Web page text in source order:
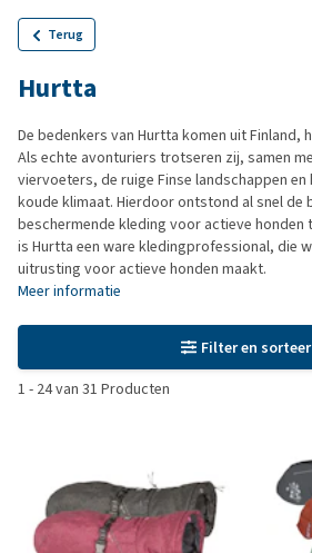
Terug
Hurtta
De bedenkers van Hurtta komen uit Finland,
Als echte avonturiers trotseren zij, samen
viervoeters, de ruige Finse landschappen
koude klimaat. Hierdoor ontstond al snel de
beschermende kleding voor actieve honden
is Hurtta een ware kledingprofessional, die
uitrusting voor actieve honden maakt.
Meer informatie
Filter en sorteer
1 - 24van 31 Producten